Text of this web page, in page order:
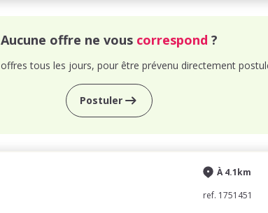
Aucune offre ne vous correspond ?
tous les jours, pour être prévenu directement
Postuler
À 4.1km
ref. 1751451